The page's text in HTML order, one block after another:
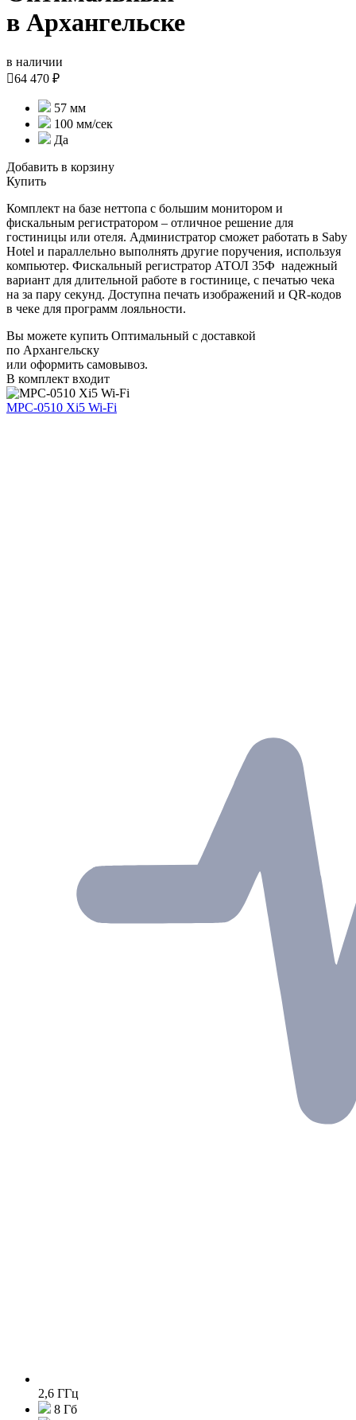
в Архангельске
в наличии
64 470 ₽
57 мм
100 мм/сек
Да
Добавить в корзину
Купить
Комплект на базе неттопа c большим монитором и
фискальным регистратором – отличное решение для
гостиницы или отеля. Администратор сможет работать в Saby
Hotel и параллельно выполнять другие поручения, используя
компьютер. Фискальный регистратор АТОЛ 35Ф надежный
вариант для длительной работе в гостинице, с печатью чека
на за пару секунд. Доступна печать изображений и QR-кодов
в чеке для программ лояльности.
Вы можете купить Оптимальный с доставкой
по Архангельску
или оформить самовывоз.
В комплект входит
MPC-0510 Xi5 Wi-Fi
2,6 ГГц
8 Гб